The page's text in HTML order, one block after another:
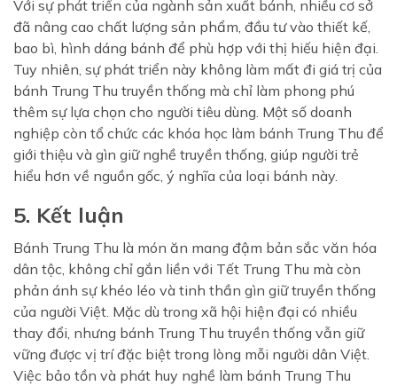
Với sự phát triển của ngành sản xuất bánh, nhiều cơ sở
đã nâng cao chất lượng sản phẩm, đầu tư vào thiết kế,
bao bì, hình dáng bánh để phù hợp với thị hiếu hiện đại.
Tuy nhiên, sự phát triển này không làm mất đi giá trị của
bánh Trung Thu truyền thống mà chỉ làm phong phú
thêm sự lựa chọn cho người tiêu dùng. Một số doanh
nghiệp còn tổ chức các khóa học làm bánh Trung Thu để
giới thiệu và gìn giữ nghề truyền thống, giúp người trẻ
hiểu hơn về nguồn gốc, ý nghĩa của loại bánh này.
5. Kết luận
Bánh Trung Thu là món ăn mang đậm bản sắc văn hóa
dân tộc, không chỉ gắn liền với Tết Trung Thu mà còn
phản ánh sự khéo léo và tinh thần gìn giữ truyền thống
của người Việt. Mặc dù trong xã hội hiện đại có nhiều
thay đổi, nhưng bánh Trung Thu truyền thống vẫn giữ
vững được vị trí đặc biệt trong lòng mỗi người dân Việt.
Việc bảo tồn và phát huy nghề làm bánh Trung Thu